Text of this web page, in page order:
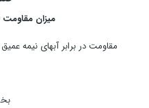
میزان مقاومت 10 بار در برابر آب
مقاومت در برابر آبهای نیمه